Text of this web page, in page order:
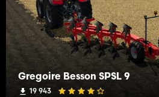
Gregoire Besson SPSL 9
19 943